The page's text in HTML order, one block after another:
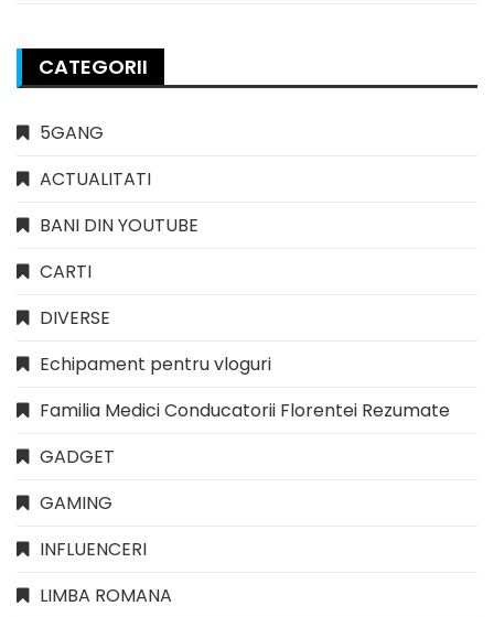
CATEGORII
5GANG
ACTUALITATI
BANI DIN YOUTUBE
CARTI
DIVERSE
Echipament pentru vloguri
Familia Medici Conducatorii Florentei Rezumate
GADGET
GAMING
INFLUENCERI
LIMBA ROMANA